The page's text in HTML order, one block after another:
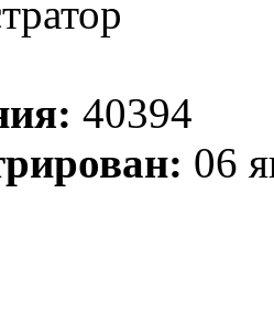
40394
06